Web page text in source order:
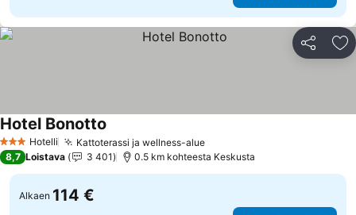
Jaa
3 Tähtiluokitus
Hotelli Kattoterassi ja wellness-alueKatso hinnat
Hotel Bonotto
8,7 Loistava 3 401 0.5 km kohteesta Keskusta
Alkaen 114 €